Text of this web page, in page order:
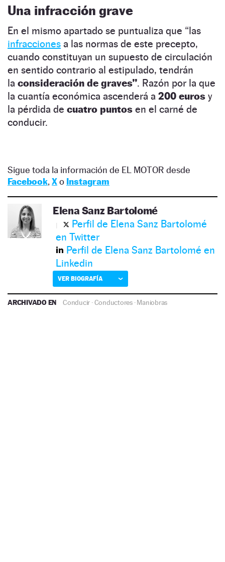
Una infracción grave
En el mismo apartado se puntualiza que “las
infracciones a las normas de este precepto,
cuando constituyan un supuesto de circulación
en sentido contrario al estipulado, tendrán
la consideración de graves”. Razón por la que
la cuantía económica ascenderá a 200 euros y
la pérdida de cuatro puntos en el carné de
conducir.
Sigue toda la información de EL MOTOR desde
Facebook, Xo Instagram
Elena Sanz Bartolomé
Perfil de Elena Sanz Bartolomé
en Twitter
Perfil de Elena Sanz Bartolomé en
Linkedin
VER BIOGRAFÍA
ARCHIVADO EN Conducir ·Conductores·Maniobras